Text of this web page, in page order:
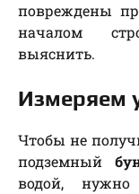
повреждены
началом
выяснить.
Измеряем
Чтобы не
подземный
водой, нужно